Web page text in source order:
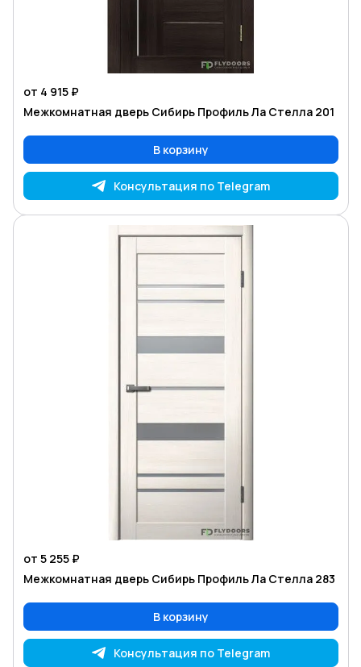
от 4 915 ₽
Межкомнатная дверь Сибирь Профиль Ла Стелла 201
В корзину
Консультация по Telegram
от 5 255 ₽
Межкомнатная дверь Сибирь Профиль Ла Стелла 283
В корзину
Консультация по Telegram